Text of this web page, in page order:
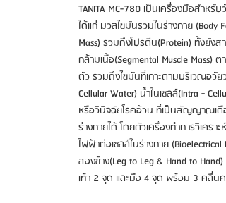
TANITA MC-780 เป็นเครื่องมือสำห
ได้แก่ มวลไขมันรวมในร่างกาย (Body
Mass) รวมถึงโปรตีน(Protein) ทั้งยังส
กล้ามเนื้อ(Segmental Muscle Mass)
ตัว รวมถึงไขมันที่เกาะตามบริเวณอวั
Cellular Water) น้ำในเซลล์(Intra -
หรือวินิจฉัยโรคอ้วน ที่เป็นสัญญาณเ
ร่างกายได้ โดยตัวเครื่องทำการวิเคร
ไฟฟ้าต่อเซลล์ในร่างกาย
สองข้าง(Leg to Leg & Hand to
เท้า 2 จุด และมือ 4 จุด พร้อม 3 คลื่น